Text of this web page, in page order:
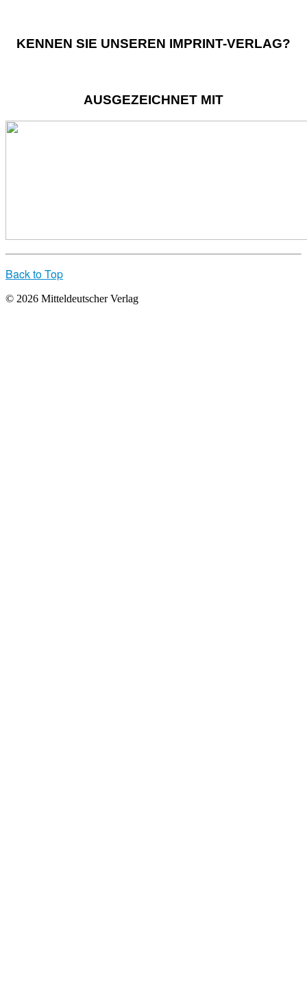
KENNEN SIE UNSEREN IMPRINT-VERLAG?
AUSGEZEICHNET MIT
Back to Top
© 2026 Mitteldeutscher Verlag